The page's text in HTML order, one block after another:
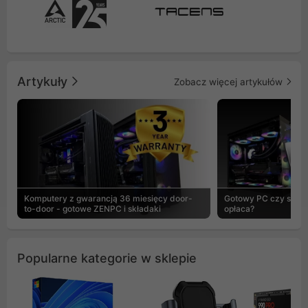
Artykuły Zobacz więcej artykułów
Komputery z gwarancją 36 miesięcy door-
to-door - gotowe ZENPC i składaki
Gotowy PC czy
opłaca?
Popularne kategorie w sklepie